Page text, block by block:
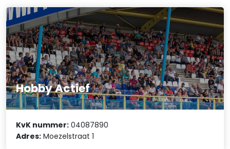
Hobby Actief
KvK nummer: 04087890
Adres: Moezelstraat 1